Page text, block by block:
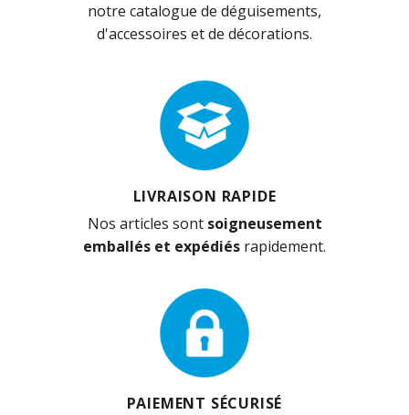
notre catalogue de déguisements,
d'accessoires et de décorations.
LIVRAISON RAPIDE
Nos articles sont soigneusement
emballés et expédiés rapidement.
PAIEMENT SÉCURISÉ